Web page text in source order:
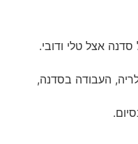
סדנה אצל טלי ודובי.
העבודה בסדנה,